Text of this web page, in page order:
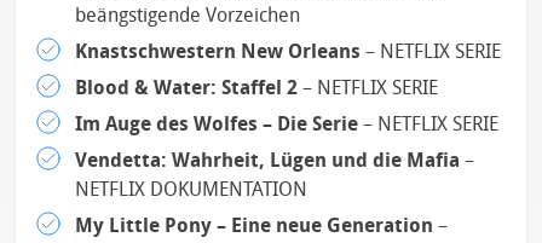
beängstigende Vorzeichen
Knastschwestern New Orleans – NETFLIX SERIE
Blood & Water: Staffel 2 – NETFLIX SERIE
Im Auge des Wolfes – Die Serie – NETFLIX SERIE
Vendetta: Wahrheit, Lügen und die Mafia –
NETFLIX DOKUMENTATION
My Little Pony – Eine neue Generation –